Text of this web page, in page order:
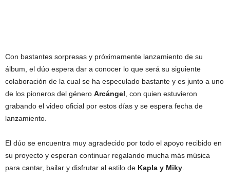
Con bastantes sorpresas y próximamente lanzamiento de su
álbum, el dúo espera dar a conocer lo que será su siguiente
colaboración de la cual se ha especulado bastante y es junto a uno
de los pioneros del género Arcángel , con quien estuvieron
grabando el video oficial por estos días y se espera fecha de
lanzamiento.
El dúo se encuentra muy agradecido por todo el apoyo recibido en
su proyecto y esperan continuar regalando mucha más música
para cantar, bailar y disfrutar al estilo de Kapla y Miky